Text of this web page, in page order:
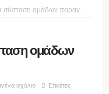
ομάδων παραγωγών
ομάδων
σχόλιο Ετικέτες